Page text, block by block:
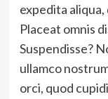
expedita
Placeat omnis
Suspendisse?
ullamco
orci, quod